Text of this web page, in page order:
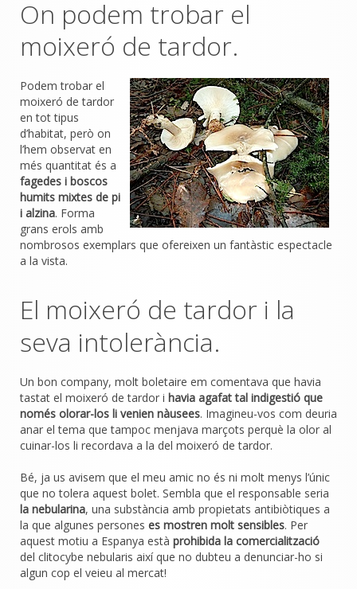
On podem trobar el
moixeró de tardor.
Podem trobar el
moixeró de tardor
en tot tipus
d’habitat, però on
l’hem observat en
més quantitat és a
fagedes i boscos
humits mixtes de pi
i alzina. Forma
grans erols amb
nombrosos exemplars que ofereixen un fantàstic espectacle
a la vista.
El moixeró de tardor i la
seva intolerància.
Un bon company, molt boletaire em comentava que havia
tastat el moixeró de tardor i havia agafat tal indigestió que
només olorar-los li venien nàusees. Imagineu-vos com deuria
anar el tema que tampoc menjava marçots perquè la olor al
cuinar-los li recordava a la del moixeró de tardor.
Bé, ja us avisem que el meu amic no és ni molt menys l’únic
que no tolera aquest bolet. Sembla que el responsable seria
la nebularina, una substància amb propietats antibiòtiques a
la que algunes persones es mostren molt sensibles. Per
aquest motiu a Espanya està prohibida la comercialització
del clitocybe nebularis així que no dubteu a denunciar-ho si
algun cop el veieu al mercat!